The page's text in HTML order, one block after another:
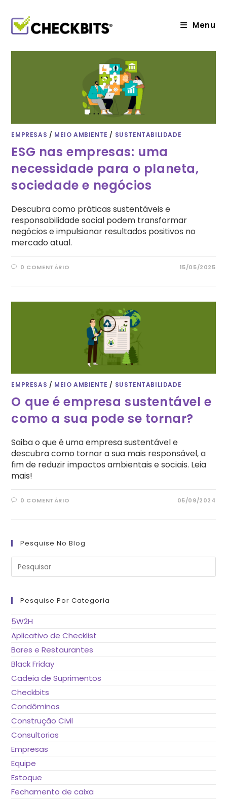
conteúdo
Menu
EMPRESAS / MEIO AMBIENTE / SUSTENTABILIDADE
ESG nas empresas: uma
necessidade para o planeta,
sociedade e negócios
Descubra como práticas sustentáveis e
responsabilidade social podem transformar
negócios e impulsionar resultados positivos no
mercado atual.
0 COMENTÁRIO 15/05/2025
EMPRESAS / MEIO AMBIENTE / SUSTENTABILIDADE
O que é empresa sustentável e
como a sua pode se tornar?
Saiba o que é uma empresa sustentável e
descubra como tornar a sua mais responsável, a
fim de reduzir impactos ambientais e sociais. Leia
mais!
0 COMENTÁRIO 05/09/2024
Pesquise No Blog
Pesquise Por Categoria
5W2H
Aplicativo de Checklist
Bares e Restaurantes
Black Friday
Cadeia de Suprimentos
Checkbits
Condôminos
Construção Civil
Consultorias
Empresas
Equipe
Estoque
Fechamento de caixa